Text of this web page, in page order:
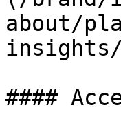
about/
####